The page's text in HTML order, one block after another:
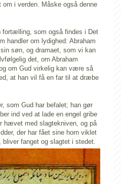
i verden. Måske også denne
fortælling, som også findes i Det
handler om lydighed: Abraham
søn, og dramaet, som vi kan
det, om Abraham
om Gud virkelig kan være så
at han vil få en far til at dræbe
som Gud har befalet; han gør
ind ved at lade en engel gribe
hævet med slagtekniven, og på
der har fået sine horn viklet
fanget og slagtet i stedet.